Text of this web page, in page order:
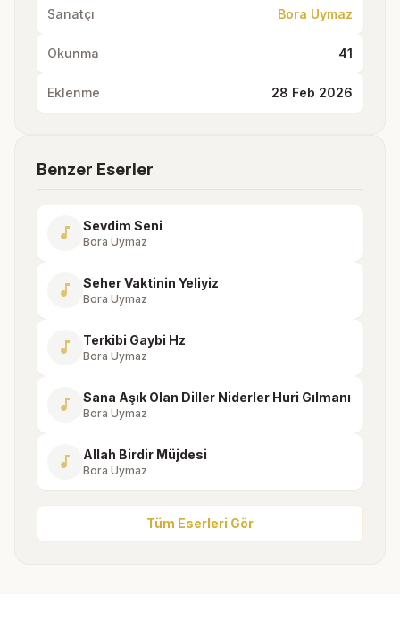
Sanatçı Bora Uymaz
Okunma 41
Eklenme 28 Feb 2026
Benzer Eserler
music_note Sevdim Seni
Bora Uymaz
music_note Seher Vaktinin Yeliyiz
Bora Uymaz
music_note Terkibi Gaybi Hz
Bora Uymaz
music_note Sana Aşık Olan Diller Niderler Huri Gılmanı
Bora Uymaz
music_note Allah Birdir Müjdesi
Bora Uymaz
Tüm Eserleri Gör